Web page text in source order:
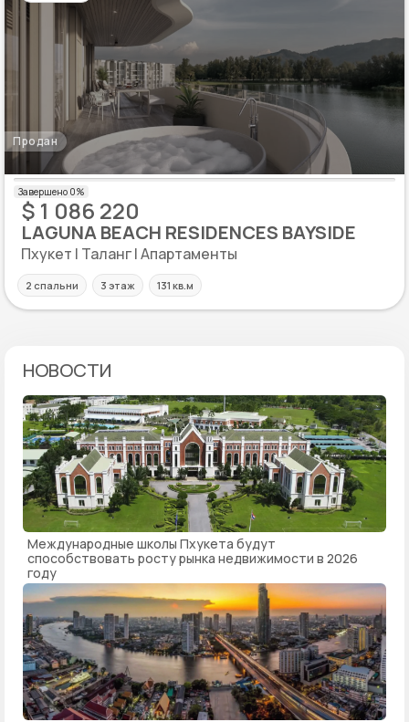
Продан
$ 1 086 220
LAGUNA BEACH RESIDENCES BAYSIDE
Пхукет | Таланг | Апартаменты
2 спальни 3 этаж 131 кв.м
НОВОСТИ
Международные школы Пхукета будут
способствовать росту рынка недвижимости в 2026
году